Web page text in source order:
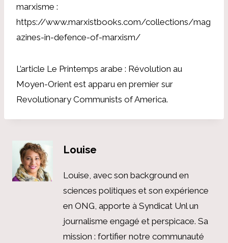
marxisme :
https://www.marxistbooks.com/collections/mag
azines-in-defence-of-marxism/
L’article Le Printemps arabe : Révolution au
Moyen-Orient est apparu en premier sur
Revolutionary Communists of America.
Louise
Louise, avec son background en
sciences politiques et son expérience
en ONG, apporte à Syndicat Unl un
journalisme engagé et perspicace. Sa
mission : fortifier notre communauté